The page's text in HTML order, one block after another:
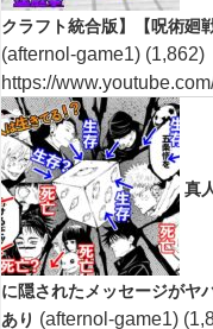
クラフト統合版】【呪術廻
(afternol-game1) (1,862)
https://
真
に隠されたメッセージが
あり (afternol-game1)